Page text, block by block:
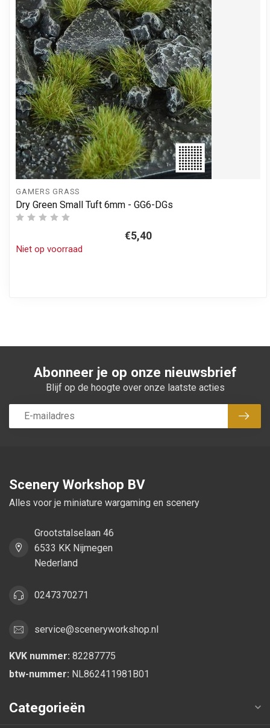
GAMERS GRASS
Dry Green Small Tuft 6mm - GG6-DGs
€5,40
Niet op voorraad
Abonneer je op onze nieuwsbrief
Blijf op de hoogte over onze laatste acties
Scenery Workshop BV
Alles voor je miniature wargaming en scenery
Grootstalselaan 46
6533 KK Nijmegen
Nederland
0247370271
service@sceneryworkshop.nl
KVK nummer: 82287775
btw-nummer: NL862411981B01
Categorieën